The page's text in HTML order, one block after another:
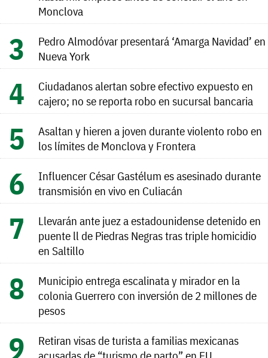
Monclova
Pedro Almodóvar presentará ‘Amarga Navidad’ en
Nueva York
Ciudadanos alertan sobre efectivo expuesto en
cajero; no se reporta robo en sucursal bancaria
Asaltan y hieren a joven durante violento robo en
los límites de Monclova y Frontera
Influencer César Gastélum es asesinado durante
transmisión en vivo en Culiacán
Llevarán ante juez a estadounidense detenido en
puente ll de Piedras Negras tras triple homicidio
en Saltillo
Municipio entrega escalinata y mirador en la
colonia Guerrero con inversión de 2 millones de
pesos
Retiran visas de turista a familias mexicanas